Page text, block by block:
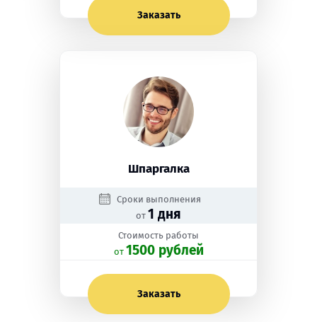
Заказать
Шпаргалка
Сроки выполнения
от 1 дня
Стоимость работы
oт 1500 рублей
Заказать